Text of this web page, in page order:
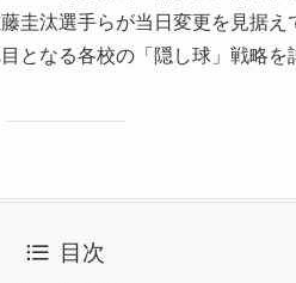
圭汰選手らが当日変更を見据
となる各校の「隠し球」戦略を
目次